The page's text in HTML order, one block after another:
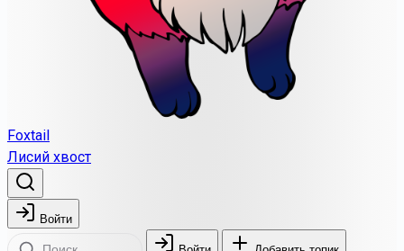
Foxtail
Лисий хвост
Войти